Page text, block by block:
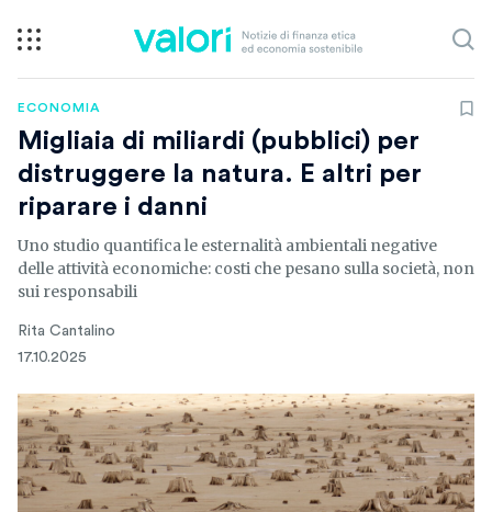
ECONOMIA
Migliaia di miliardi (pubblici) per
distruggere la natura. E altri per
riparare i danni
Uno studio quantifica le esternalità ambientali negative
delle attività economiche: costi che pesano sulla società, non
sui responsabili
Rita Cantalino
17.10.2025